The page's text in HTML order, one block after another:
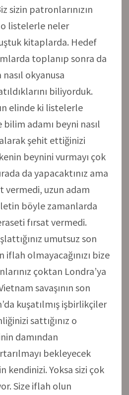
sizin patronlarınızın
o listelerle neler
kitaplarda. Hedef
toplanıp sonra da
okyanusa
biliyorduk.
elinde ki listelerle
bilim adamı beyni nasıl
şehit ettiğinizi
beynini vurmayı çok
da yapacaktınız ama
vermedi, uzun adam
böyle zamanlarda
fırsat vermedi.
umutsuz son
iflah olmayacağınızı bize
çoktan Londra’ya
savaşının son
kuşatılmış işbirlikçiler
sattığınız o
damından
bekleyecek
kendinizi. Yoksa sizi çok
Size iflah olun